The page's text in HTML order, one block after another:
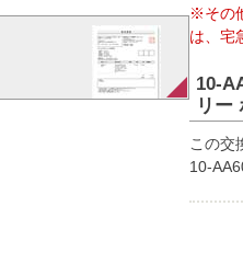
※その
は、宅
10-
リー
この交
10-